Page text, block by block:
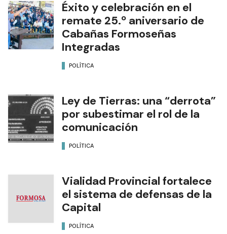
Éxito y celebración en el
remate 25.º aniversario de
Cabañas Formoseñas
Integradas
POLÍTICA
Ley de Tierras: una “derrota”
por subestimar el rol de la
comunicación
POLÍTICA
Vialidad Provincial fortalece
el sistema de defensas de la
Capital
POLÍTICA